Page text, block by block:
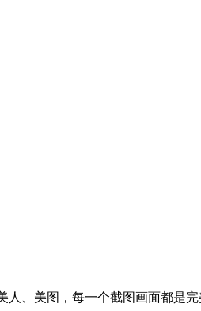
、美图，每一个截图画面都是完